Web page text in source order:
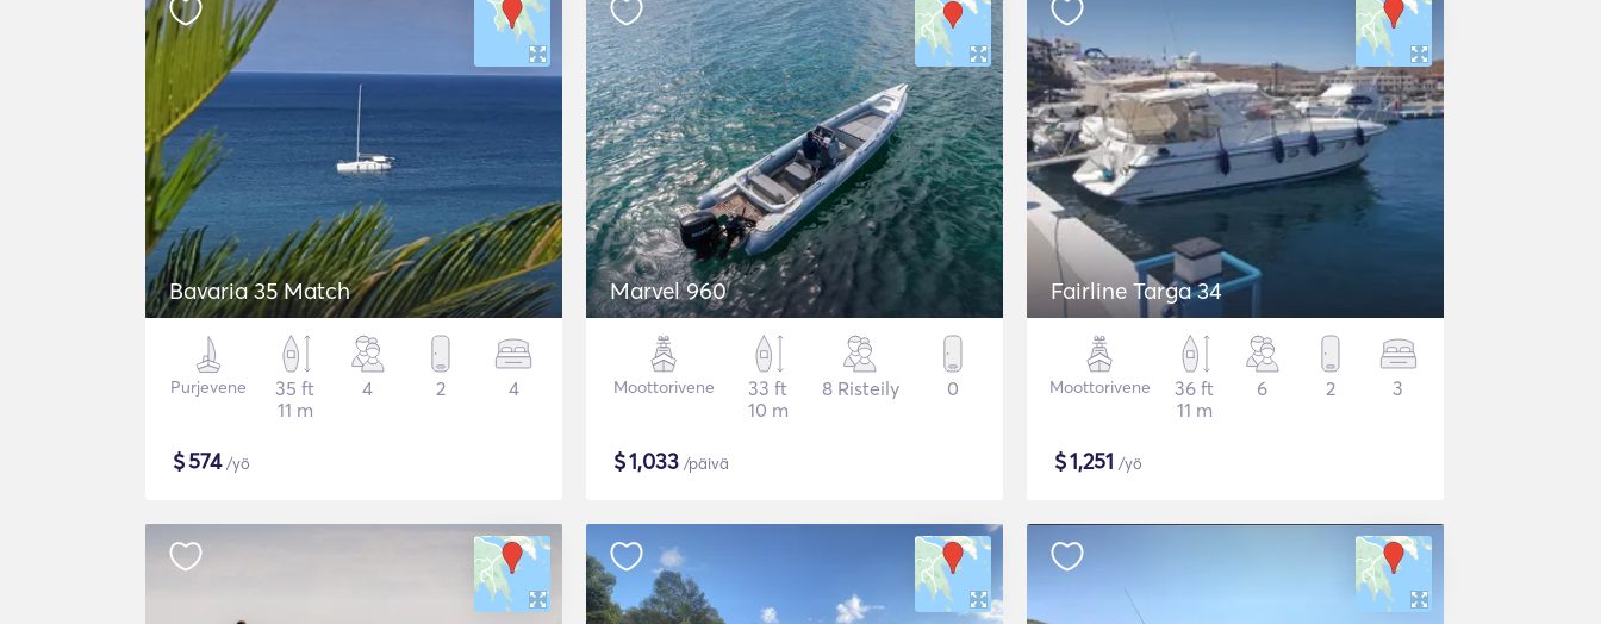
Bavaria 35 Match
Purjevene
35 ft
11 m
4 2 4
$574/yö
Marvel 960
Moottorivene
33 ft
10 m
8 Risteily 0
$1,033 /päivä
Fairline Targa 34
Moottorivene
36 ft
11 m
6 2 3
$1,251 /yö